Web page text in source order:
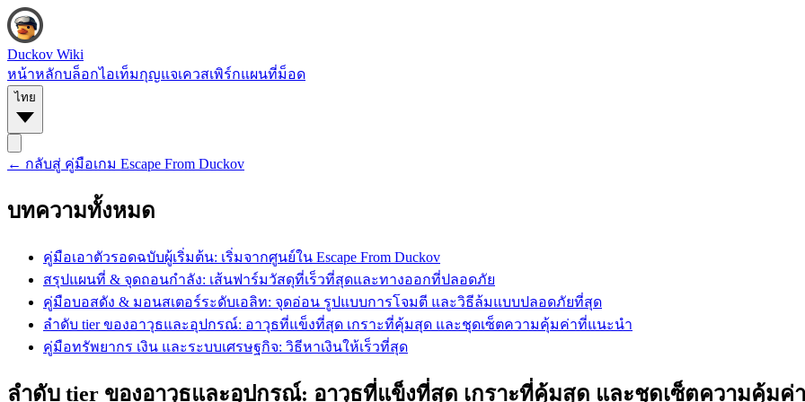
Duckov Wiki
หน้าหลักบล็อกไอเท็มกุญแจเควสเพิร์กแผนที่ม็อด
ไทย
← กลับสู่ คู่มือเกม Escape From Duckov
บทความทั้งหมด
คู่มือเอาตัวรอดฉบับผู้เริ่มต้น: เริ่มจากศูนย์ใน Escape From Duckov
สรุปแผนที่ & จุดถอนกำลัง: เส้นฟาร์มวัสดุที่เร็วที่สุดและทางออกที่ปลอดภัย
คู่มือบอสดัง & มอนสเตอร์ระดับเอลิท: จุดอ่อน รูปแบบการโจมตี และวิธีล้มแบบปลอดภัยที่สุด
ลำดับ tier ของอาวุธและอุปกรณ์: อาวุธที่แข็งที่สุด เกราะที่คุ้มสุด และชุดเซ็ตความคุ้มค่าที่แนะนำ
คู่มือทรัพยากร เงิน และระบบเศรษฐกิจ: วิธีหาเงินให้เร็วที่สุด
ลำดับ tier ของอาวุธและอุปกรณ์: อาวุธที่แข็งที่สุด เกราะที่คุ้มสุด และชุดเซ็ตความคุ้มค่